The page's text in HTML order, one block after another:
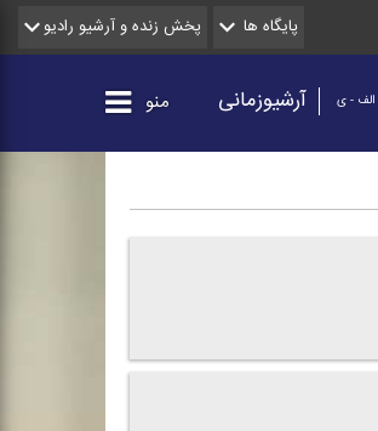
پایگاه ها پخش زنده و آرشیو رادیو
الف - ی آرشیوزمانی منو